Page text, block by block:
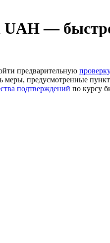
—
предварительную
меры, предусмотренные
подтверждений по курсу